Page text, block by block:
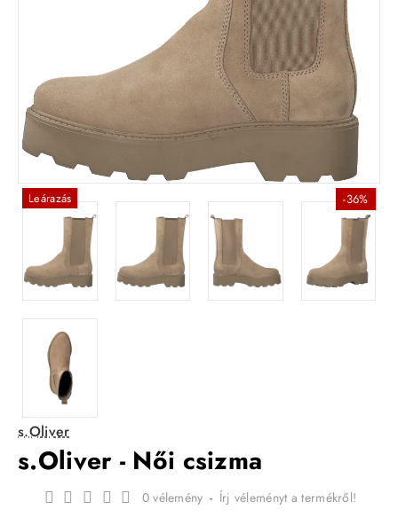
Leárazás -36%
s.Oliver
s.Oliver - Női csizma
0 vélemény - Írj véleményt a termékről!